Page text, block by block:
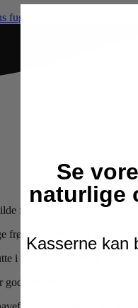
fugle
fugle.
frø samt kerner og tilsat
i en foderdispenser.
for havens mange fugle,
Se
naturlige
Kasserne kan